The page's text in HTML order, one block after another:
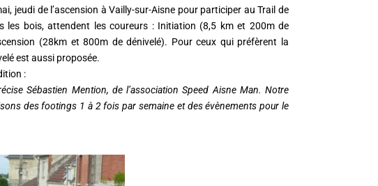
jeudi de l’ascension à Vailly-sur-Aisne pour participer au Trail de
les bois, attendent les coureurs : Initiation (8,5 km et 200m de
(28km et 800m de dénivelé). Pour ceux qui préfèrent la
est aussi proposée.
:
Sébastien Mention, de l’association Speed Aisne Man. Notre
des footings 1 à 2 fois par semaine et des évènements pour le